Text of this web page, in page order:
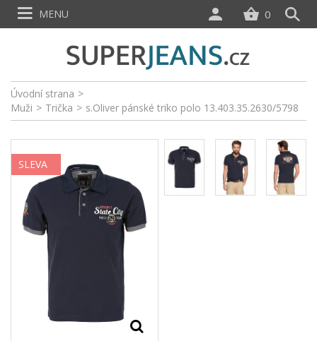
Úvodní strana >
Muži > Trička > s.Oliver pánské triko polo 13.403.35.2630/5798
SLEVA
0
MENU